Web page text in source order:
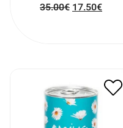
35.00€ 17.50€